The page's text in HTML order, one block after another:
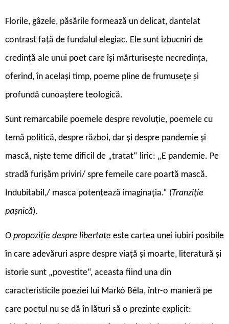
Florile, gâzele, păsările formează un delicat, dantelat
contrast față de fundalul elegiac. Ele sunt izbucniri de
credință ale unui poet care își mărturisește necredința,
oferind, în același timp, poeme pline de frumusețe și
profundă cunoaștere teologică.
Sunt remarcabile poemele despre revoluție, poemele cu
temă politică, despre război, dar și despre pandemie și
mască, niște teme dificil de „tratat“ liric: „E pandemie. Pe
stradă furișăm priviri/ spre femeile care poartă mască.
Indubitabil,/ masca potențează imaginația.“ (Tranziție
pașnică).
O propoziție despre libertate este cartea unei iubiri posibile
în care adevăruri aspre despre viață și moarte, literatură și
istorie sunt „povestite“, aceasta fiind una din
caracteristicile poeziei lui Markó Béla, într-o manieră pe
care poetul nu se dă în lături să o prezinte explicit: